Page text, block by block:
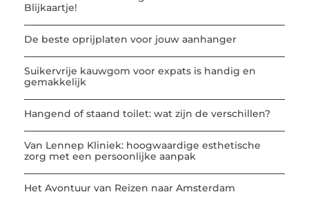
Blijkaartje!
De beste oprijplaten voor jouw aanhanger
Suikervrije kauwgom voor expats is handig en
gemakkelijk
Hangend of staand toilet: wat zijn de verschillen?
Van Lennep Kliniek: hoogwaardige esthetische
zorg met een persoonlijke aanpak
Het Avontuur van Reizen naar Amsterdam